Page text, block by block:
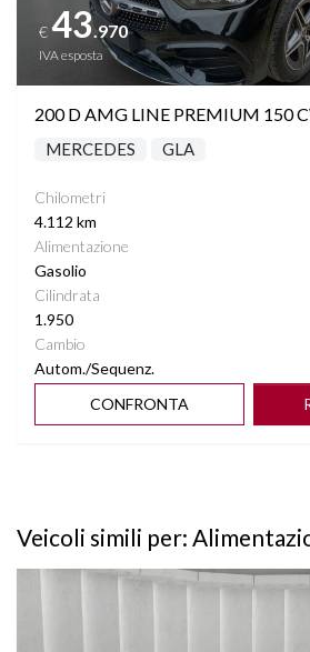
€43.970
IVA esposta
200 D AMG LINE PREMIUM 150
MERCEDES GLA
Chilometri
4.112 km
Alimentazione
Gasolio
Cilindrata
1.950
Cambio
Autom./Sequenz.
CONFRONTA
Veicoli simili per:
Vedi dettagli